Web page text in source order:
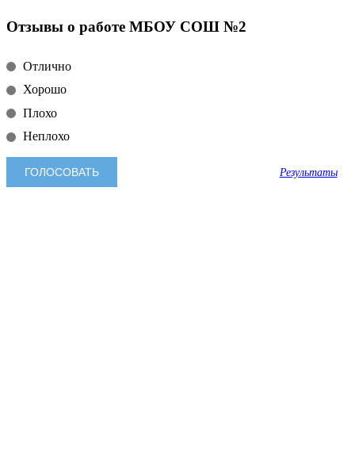
Отзывы о работе МБОУ СОШ №2
Отлично
Хорошо
Плохо
Неплохо
Результаты